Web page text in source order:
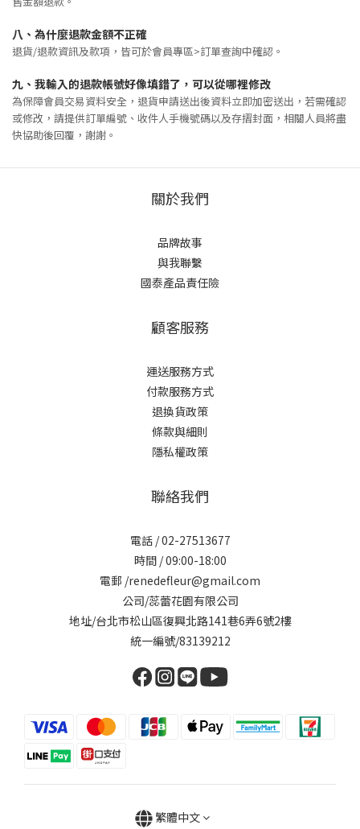
八、 為什麼退款金額不正確
退貨/退款資訊及款項，皆可於會員專區>訂單查詢中確認。
九、 我輸入的退款帳號好像填錯了，可以從哪裡修改
為保障會員交易資料安全，退貨申請送出後資料立即加密送出，若需確認
或修改，請提供訂單編號、收件人手機號碼以及存摺封面，相關人員將盡
快協助後回覆，謝謝。
關於我們
品牌故事
與我聯繫
國泰產品責任險
顧客服務
運送服務方式
付款服務方式
退換貨政策
條款與細則
隱私權政策
聯絡我們
電話 / 02-27513677
時間 / 09:00-18:00
電郵 /renedefleur@gmail.com
公司/蕊蕾花園有限公司
地址/台北市松山區復興北路141巷6弄6號2樓
統一編號/83139212
繁體中文